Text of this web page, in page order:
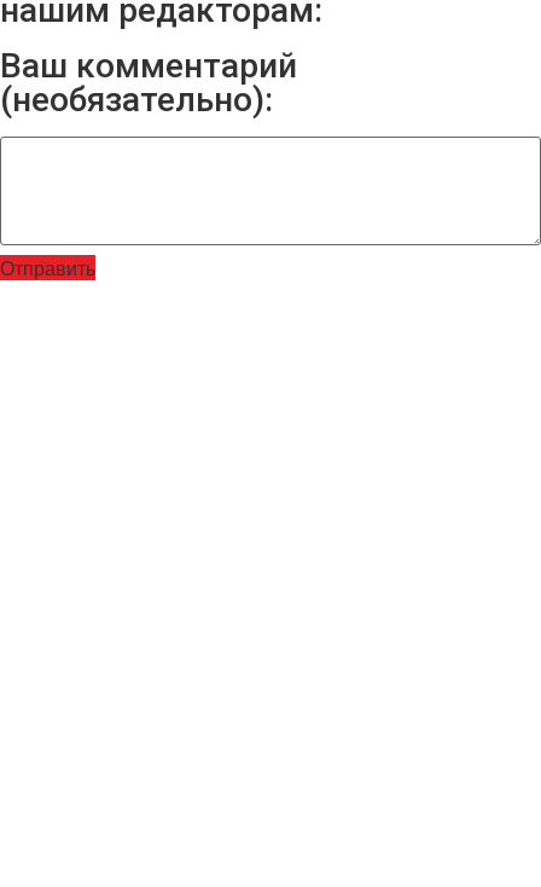
нашим редакторам:
Ваш комментарий
(необязательно):
Отправить